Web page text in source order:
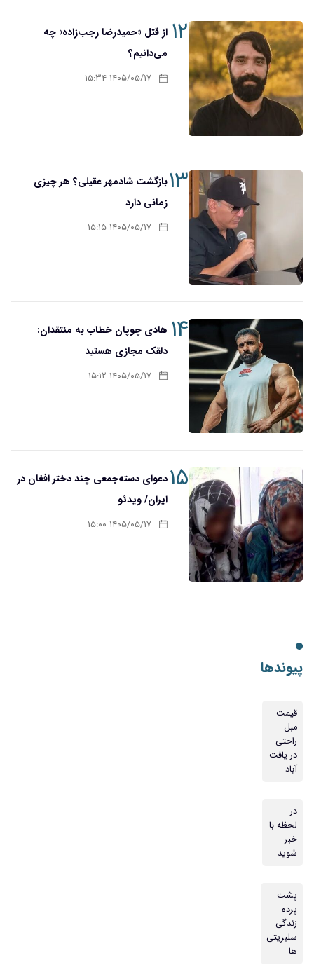
۱۲از قتل «حمیدرضا رجب‌زاده» چه
می‌دانیم؟
۱۴۰۵/۰۵/۱۷ ۱۵:۳۴
۱۳ بازگشت شادمهر عقیلی؟ هر چیزی
زمانی دارد
۱۴۰۵/۰۵/۱۷ ۱۵:۱۵
۱۴
هادی چوپان خطاب به منتقدان:
دلقک مجازی هستید
۱۴۰۵/۰۵/۱۷ ۱۵:۱۲
۱۵دعوای دسته‌جمعی چند دختر افغان در
ایران/ ویدئو
۱۴۰۵/۰۵/۱۷ ۱۵:۰۰